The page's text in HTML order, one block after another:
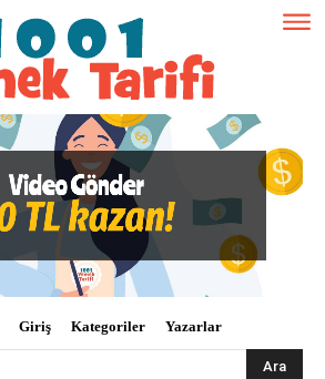
Giriş Kategoriler Yazarlar
Ara